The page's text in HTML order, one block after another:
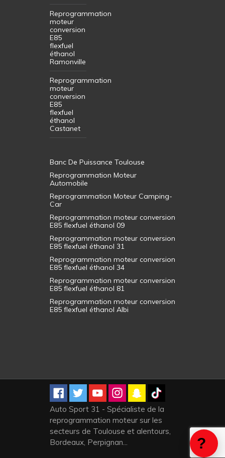
Reprogrammation
moteur
conversion
E85
flexfuel
éthanol
Ramonville
Reprogrammation
moteur
conversion
E85
flexfuel
éthanol
Castanet
Banc De Puissance Toulouse
Reprogrammation Moteur
Automobile
Reprogrammation Moteur Camping-
Car
Reprogrammation moteur conversion
E85 flexfuel éthanol 09
Reprogrammation moteur conversion
E85 flexfuel éthanol 31
Reprogrammation moteur conversion
E85 flexfuel éthanol 34
Reprogrammation moteur conversion
E85 flexfuel éthanol 81
Reprogrammation moteur conversion
E85 flexfuel éthanol Albi
Auto Sport 31 - Spécialiste de la
reprogrammation moteur sur les
secteurs de Toulouse et alentours,
Bordeaux, Perpignan...